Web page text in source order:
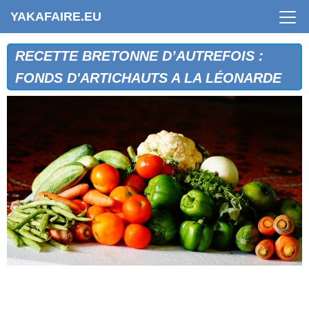
YAKAFAIRE.EU
RECETTE BRETONNE D’AUTREFOIS :
FONDS D'ARTICHAUTS A LA LÉONARDE
ARTICHAUTS "A MA FAÇON"